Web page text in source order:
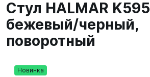
Стул HALMAR K595
бежевый/черный,
поворотный
Новинка